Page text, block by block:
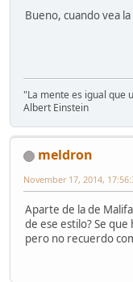
Bueno, cuando vea
"La mente es igual que
Albert Einstein
meldron
November 17, 2014,
Aparte de la de
de ese estilo? Se
pero no recuerdo